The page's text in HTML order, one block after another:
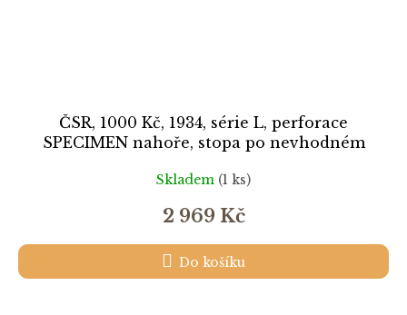
ČSR, 1000 Kč, 1934, série L, perforace
SPECIMEN nahoře, stopa po nevhodném
stav UNC
Skladem (1 ks)
2 969 Kč
Do košíku